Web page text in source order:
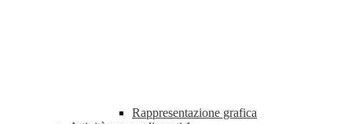
Rappresentazione grafica